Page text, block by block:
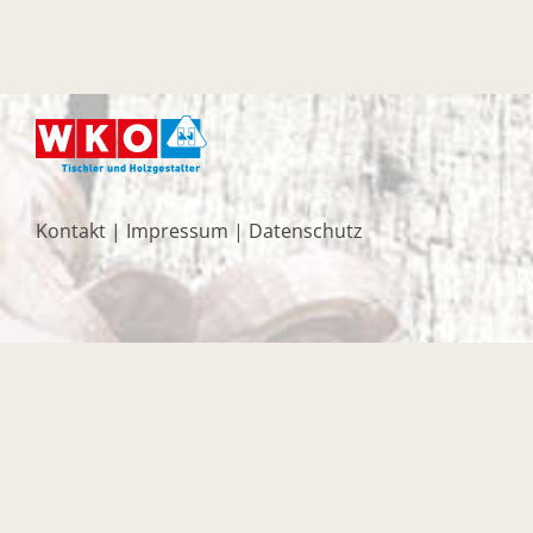
Kontakt | Impressum | Datenschutz